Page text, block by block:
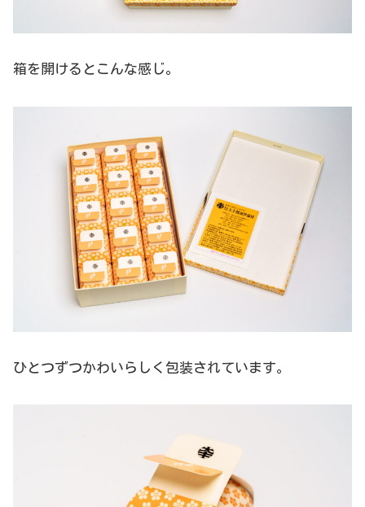
箱を開けるとこんな感じ。
ひとつずつかわいらしく包装されています。